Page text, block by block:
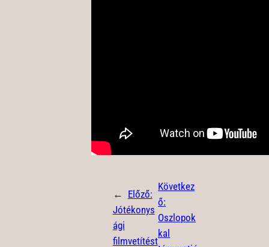
← Előző:
Jótékonys
ági
filmvetítést
Következ
ő:
Oszlopok
kal